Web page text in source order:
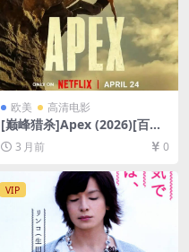
欧美 高清电影
[巅峰猎杀]Apex (2026)[百度
网盘+夸克网盘1080P超清未
删减资源][网盘在线播放/下
3 月前 0
VIP